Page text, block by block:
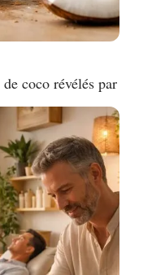
coco révélés par